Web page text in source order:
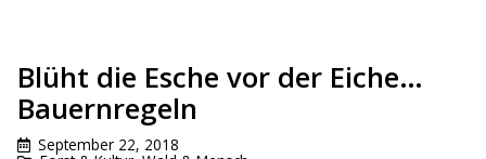
Blüht die Esche vor der Eiche…
Bauernregeln
September 22, 2018